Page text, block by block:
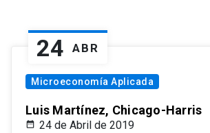
24 ABR
Microeconomía Aplicada
Luis Martínez, Chicago-Harris
24 de Abril de 2019